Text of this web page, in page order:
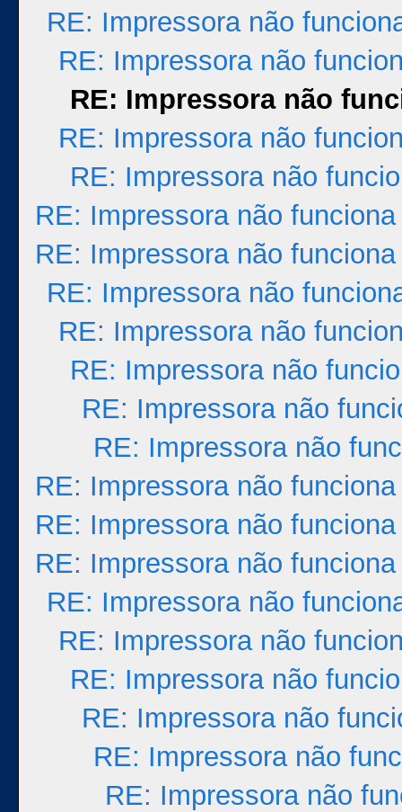
RE: Impressora não
RE: Impressora não
RE: Impressora não
RE: Impressora não
RE: Impressora não
RE: Impressora não funciona
RE: Impressora não funciona
RE: Impressora não
RE: Impressora não
RE: Impressora não
RE: Impressora não
RE: Impressora não
RE: Impressora não funciona
RE: Impressora não funciona
RE: Impressora não funciona
RE: Impressora não
RE: Impressora não
RE: Impressora não
RE: Impressora não
RE: Impressora não
RE: Impressora não